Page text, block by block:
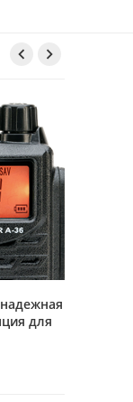
 
для